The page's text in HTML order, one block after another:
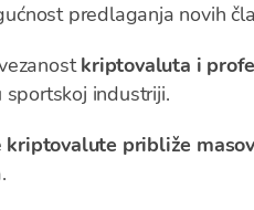
predlaganja novih
kriptovaluta i
sportskoj industriji.
kriptovalute približe